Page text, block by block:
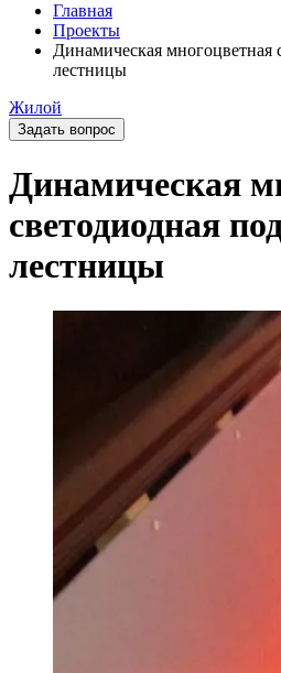
Главная
Проекты
Динамическая многоцветная
лестницы
Жилой
Задать вопрос
Динамическая
светодиодная
лестницы